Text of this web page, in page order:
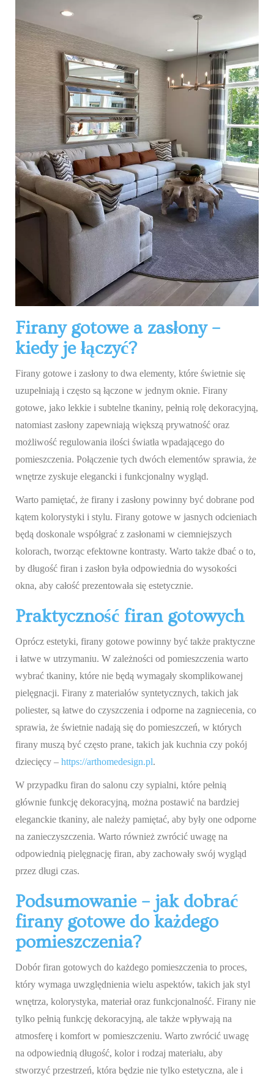
Firany gotowe a zasłony –
kiedy je łączyć?
Firany gotowe i zasłony to dwa elementy, które świetnie się
uzupełniają i często są łączone w jednym oknie. Firany
gotowe, jako lekkie i subtelne tkaniny, pełnią rolę dekoracyjną,
natomiast zasłony zapewniają większą prywatność oraz
możliwość regulowania ilości światła wpadającego do
pomieszczenia. Połączenie tych dwóch elementów sprawia, że
wnętrze zyskuje elegancki i funkcjonalny wygląd.
Warto pamiętać, że firany i zasłony powinny być dobrane pod
kątem kolorystyki i stylu. Firany gotowe w jasnych odcieniach
będą doskonale współgrać z zasłonami w ciemniejszych
kolorach, tworząc efektowne kontrasty. Warto także dbać o to,
by długość firan i zasłon była odpowiednia do wysokości
okna, aby całość prezentowała się estetycznie.
Praktyczność firan gotowych
Oprócz estetyki, firany gotowe powinny być także praktyczne
i łatwe w utrzymaniu. W zależności od pomieszczenia warto
wybrać tkaniny, które nie będą wymagały skomplikowanej
pielęgnacji. Firany z materiałów syntetycznych, takich jak
poliester, są łatwe do czyszczenia i odporne na zagniecenia, co
sprawia, że świetnie nadają się do pomieszczeń, w których
firany muszą być często prane, takich jak kuchnia czy pokój
dziecięcy – https://arthomedesign.pl.
W przypadku firan do salonu czy sypialni, które pełnią
głównie funkcję dekoracyjną, można postawić na bardziej
eleganckie tkaniny, ale należy pamiętać, aby były one odporne
na zanieczyszczenia. Warto również zwrócić uwagę na
odpowiednią pielęgnację firan, aby zachowały swój wygląd
przez długi czas.
Podsumowanie – jak dobrać
firany gotowe do każdego
pomieszczenia?
Dobór firan gotowych do każdego pomieszczenia to proces,
który wymaga uwzględnienia wielu aspektów, takich jak styl
wnętrza, kolorystyka, materiał oraz funkcjonalność. Firany nie
tylko pełnią funkcję dekoracyjną, ale także wpływają na
atmosferę i komfort w pomieszczeniu. Warto zwrócić uwagę
na odpowiednią długość, kolor i rodzaj materiału, aby
stworzyć przestrzeń, która będzie nie tylko estetyczna, ale i